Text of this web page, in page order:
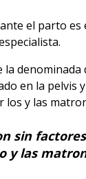
el parto
en la pelvis
los y las
sin
y las